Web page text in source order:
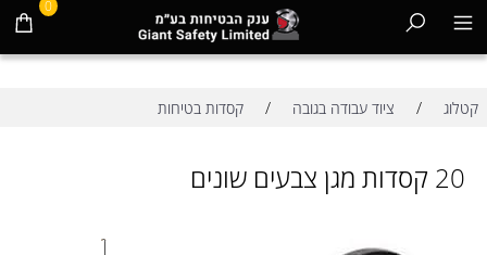
0
קטלוג / ציוד עבודה בגובה / קסדות בטיחות
20 קסדות מגן צבעים שונים